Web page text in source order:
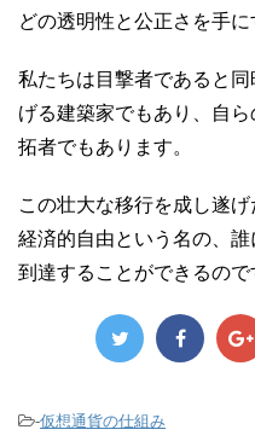
どの透明性と公正さを手に
私たちは目撃者であると
げる建築家でもあり、自
拓者でもあります。
この壮大な移行を成し遂
経済的自由という名の、
到達することができるので
-仮想通貨の仕組み